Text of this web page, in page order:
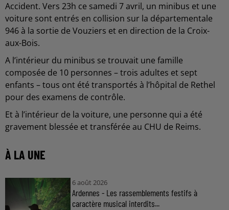
Accident. Vers 23h ce samedi 7 avril, un minibus et une
voiture sont entrés en collision sur la départementale
946 à la sortie de Vouziers et en direction de la Croix-
aux-Bois.
A l’intérieur du minibus se trouvait une famille
composée de 10 personnes – trois adultes et sept
enfants – tous ont été transportés à l’hôpital de Rethel
pour des examens de contrôle.
Et à l’intérieur de la voiture, une personne qui a été
gravement blessée et transférée au CHU de Reims.
À LA UNE
6 août 2026
Ardennes - Les rassemblements festifs à
caractère musical interdits...